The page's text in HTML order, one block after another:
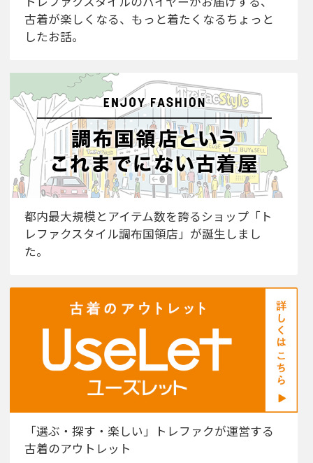
古着が楽しくなる、もっと着たくなるちょっと
したお話。
都内最大規模とアイテム数を誇るショップ「ト
レファクスタイル調布国領店」が誕生しまし
た。
「選ぶ・探す・楽しい」トレファクが運営する
古着のアウトレット